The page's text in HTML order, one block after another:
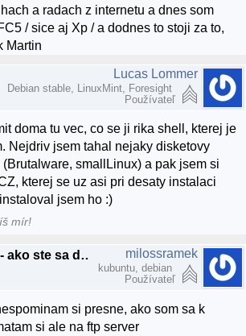
a radach z internetu a dnes som
/ sice aj Xp / a dodnes to stoji za to,
Martin
Lucas Lommer
Debian stable, LinuxMint, Foresight
Používateľ
doma tu vec, co se ji rika shell, kterej je
Nejdriv jsem tahal nejaky disketovy
smallLinux) a pak jsem si
kterej se uz asi pri desaty instalaci
jsem ho :)
mír!
Re: anketka dva - ako ste sa dostali k linuxu? :) milossramek
kubuntu, debian
Používateľ
si presne, ako som sa k
si ale na ftp server